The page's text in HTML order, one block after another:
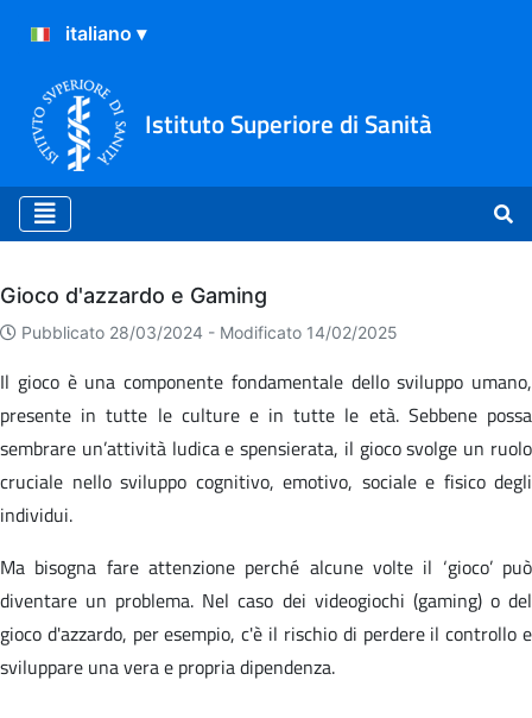
Istituto Superiore di Sanità
Archivio
Gioco d'azzardo e Gaming
Pubblicato 28/03/2024 - Modificato 14/02/2025
Il gioco è una componente fondamentale dello sviluppo umano,
presente in tutte le culture e in tutte le età. Sebbene possa
sembrare un’attività ludica e spensierata, il gioco svolge un ruolo
cruciale nello sviluppo cognitivo, emotivo, sociale e fisico degli
individui.
Ma bisogna fare attenzione perché alcune volte il ‘gioco’ può
diventare un problema. Nel caso dei videogiochi (gaming) o del
gioco d'azzardo, per esempio, c'è il rischio di perdere il controllo e
sviluppare una vera e propria dipendenza.